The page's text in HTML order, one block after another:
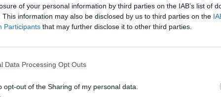
of your personal information by third parties on the IAB’s list of
This information may also be disclosed by us to third parties on the
Participants that may further disclose it to other third parties.
Data Processing Opt Outs
opt-out of the Sharing of my personal data.
nombre, foto y experiencia."El CV ha
hiciste el EGB o el BUP no nos interesa. El que
anteriores que has tenido.
Si hiciste de
el colegio, no nos hay que saberlo", apunta.
de hostelería y restauración, su público
los llegan en formado papel, razón por la
es este, a pesar de que "sabemos que a